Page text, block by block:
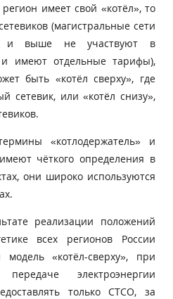
имеет свой «котёл», то
(магистральные сети
и выше не участвуют в
и имеют отдельные тарифы),
быть «котёл сверху», где
сетевик, или «котёл снизу»,
«котлодержатель» и
чёткого определения в
они широко используются
реализации положений
всех регионов России
«котёл-сверху», при
электроэнергии
только СТСО, за